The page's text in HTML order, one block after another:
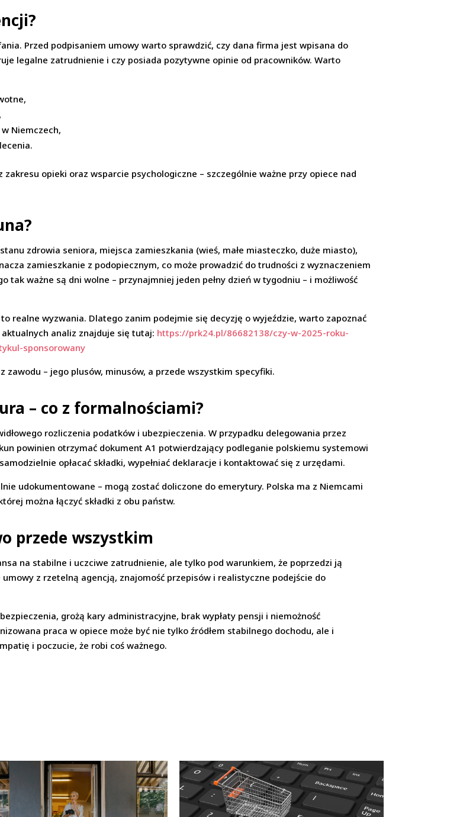
Przed podpisaniem umowy warto sprawdzić, czy dana firma jest wpisana do
legalne zatrudnienie i czy posiada pozytywne opinie od pracowników. Warto
Niemczech,
opieki oraz wsparcie psychologiczne – szczególnie ważne przy opiece nad
zdrowia seniora, miejsca zamieszkania (wieś, małe miasteczko, duże miasto),
zamieszkanie z podopiecznym, co może prowadzić do trudności z wyznaczeniem
tak ważne są dni wolne – przynajmniej jeden pełny dzień w tygodniu – i możliwość
realne wyzwania. Dlatego zanim podejmie się decyzję o wyjeździe, warto zapoznać
analiz znajduje się tutaj: https://prk24.pl/86682138/czy-w-2025-roku-
sponsorowany
– jego plusów, minusów, a przede wszystkim specyfiki.
– co z formalnościami?
rozliczenia podatków i ubezpieczenia. W przypadku delegowania przez
powinien otrzymać dokument A1 potwierdzający podleganie polskiemu systemowi
opłacać składki, wypełniać deklaracje i kontaktować się z urzędami.
udokumentowane – mogą zostać doliczone do emerytury. Polska ma z Niemcami
można łączyć składki z obu państw.
przede wszystkim
na stabilne i uczciwe zatrudnienie, ale tylko pod warunkiem, że poprzedzi ją
z rzetelną agencją, znajomość przepisów i realistyczne podejście do
grożą kary administracyjne, brak wypłaty pensji i niemożność
praca w opiece może być nie tylko źródłem stabilnego dochodu, ale i
i poczucie, że robi coś ważnego.